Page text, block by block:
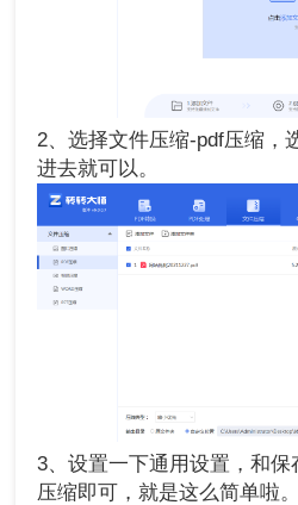
2、选择文件压缩-pdf压缩，
进去就可以。
3、设置一下通用设置，和
压缩即可，就是这么简单啦。